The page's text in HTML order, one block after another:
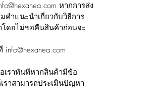
หากการส่ง
คำแนะนำเกี่ยวกับวิธีการ
ดยไม่ขอคืนสินค้าก่อนจะ
ราทันทีหากสินค้ามีข้อ
ราสามารถประเมินปัญหา